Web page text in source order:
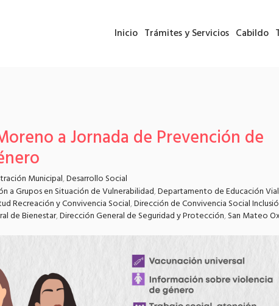
Inicio Trámites y Servicios Cabildo
a Jornada de Prevención de
Municipal,Desarrollo Social
a Grupos en Situación de Vulnerabilidad,Departamento de Educación Vial
Recreación y Convivencia Social,Dirección de Convivencia Social
de Bienestar,Dirección General de Seguridad y Protección,San Mateo